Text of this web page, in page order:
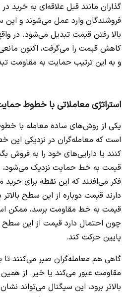
گذاران مانند قبل علاقه‌ای به خرید
فروشندگان وارد عمل می‌شوند و
بالا رفتن قیمت تبدیل می‌شود. در
کاهش قیمت را می‌گرفت، اکنون
و به این ترتیب حمایت به مقاومت
استراتژی معاملاتی با خطوط
یکی از روش‌های ساده معامله با
است که معامله‌گران در نزدیکی
کنند یا دارایی‌های خود را به فروش
قیمت به خط حمایت نزدیک می‌شود،
فکر می‌افتند که این نقطه برای خرید
دارند قیمت دوباره از این سطح
قیمت به خط مقاومت برسد، ممکن
چون احتمال دارد قیمت از این سطح
پایین حرکت کند.
گاهی هم معامله‌گران صبر می‌کنند تا
مقاومت عبور می‌کند یا خیر. از
بالاتر برود، این سیگنال می‌تواند